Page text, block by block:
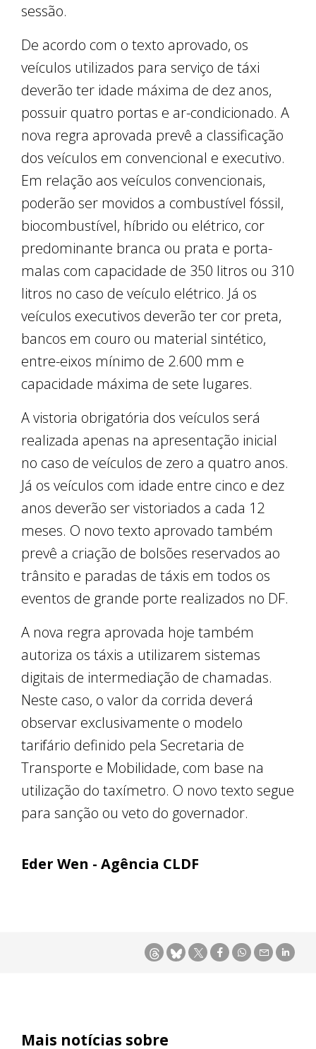
sessão.
De acordo com o texto aprovado, os
veículos utilizados para serviço de táxi
deverão ter idade máxima de dez anos,
possuir quatro portas e ar-condicionado. A
nova regra aprovada prevê a classificação
dos veículos em convencional e executivo.
Em relação aos veículos convencionais,
poderão ser movidos a combustível fóssil,
biocombustível, híbrido ou elétrico, cor
predominante branca ou prata e porta-
malas com capacidade de 350 litros ou 310
litros no caso de veículo elétrico. Já os
veículos executivos deverão ter cor preta,
bancos em couro ou material sintético,
entre-eixos mínimo de 2.600 mm e
capacidade máxima de sete lugares.
A vistoria obrigatória dos veículos será
realizada apenas na apresentação inicial
no caso de veículos de zero a quatro anos.
Já os veículos com idade entre cinco e dez
anos deverão ser vistoriados a cada 12
meses. O novo texto aprovado também
prevê a criação de bolsões reservados ao
trânsito e paradas de táxis em todos os
eventos de grande porte realizados no DF.
A nova regra aprovada hoje também
autoriza os táxis a utilizarem sistemas
digitais de intermediação de chamadas.
Neste caso, o valor da corrida deverá
observar exclusivamente o modelo
tarifário definido pela Secretaria de
Transporte e Mobilidade, com base na
utilização do taxímetro. O novo texto segue
para sanção ou veto do governador.
Eder Wen - Agência CLDF
Mais notícias sobre